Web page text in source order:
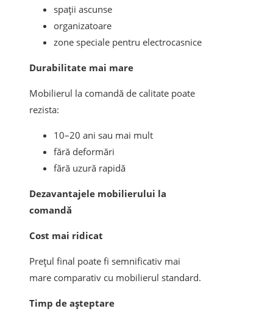
spații ascunse
organizatoare
zone speciale pentru electrocasnice
Durabilitate mai mare
Mobilierul la comandă de calitate poate
rezista:
10–20 ani sau mai mult
fără deformări
fără uzură rapidă
Dezavantajele mobilierului la
comandă
Cost mai ridicat
Prețul final poate fi semnificativ mai
mare comparativ cu mobilierul standard.
Timp de așteptare